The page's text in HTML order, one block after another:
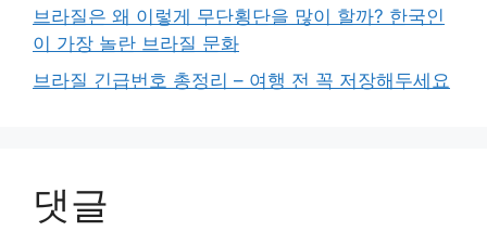
브라질은 왜 이렇게 무단횡단을 많이 할까? 한국인
이 가장 놀란 브라질 문화
브라질 긴급번호 총정리 – 여행 전 꼭 저장해두세요
댓글